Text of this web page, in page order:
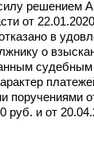
решением
от
в
о
судебным
поручениями
руб. и от